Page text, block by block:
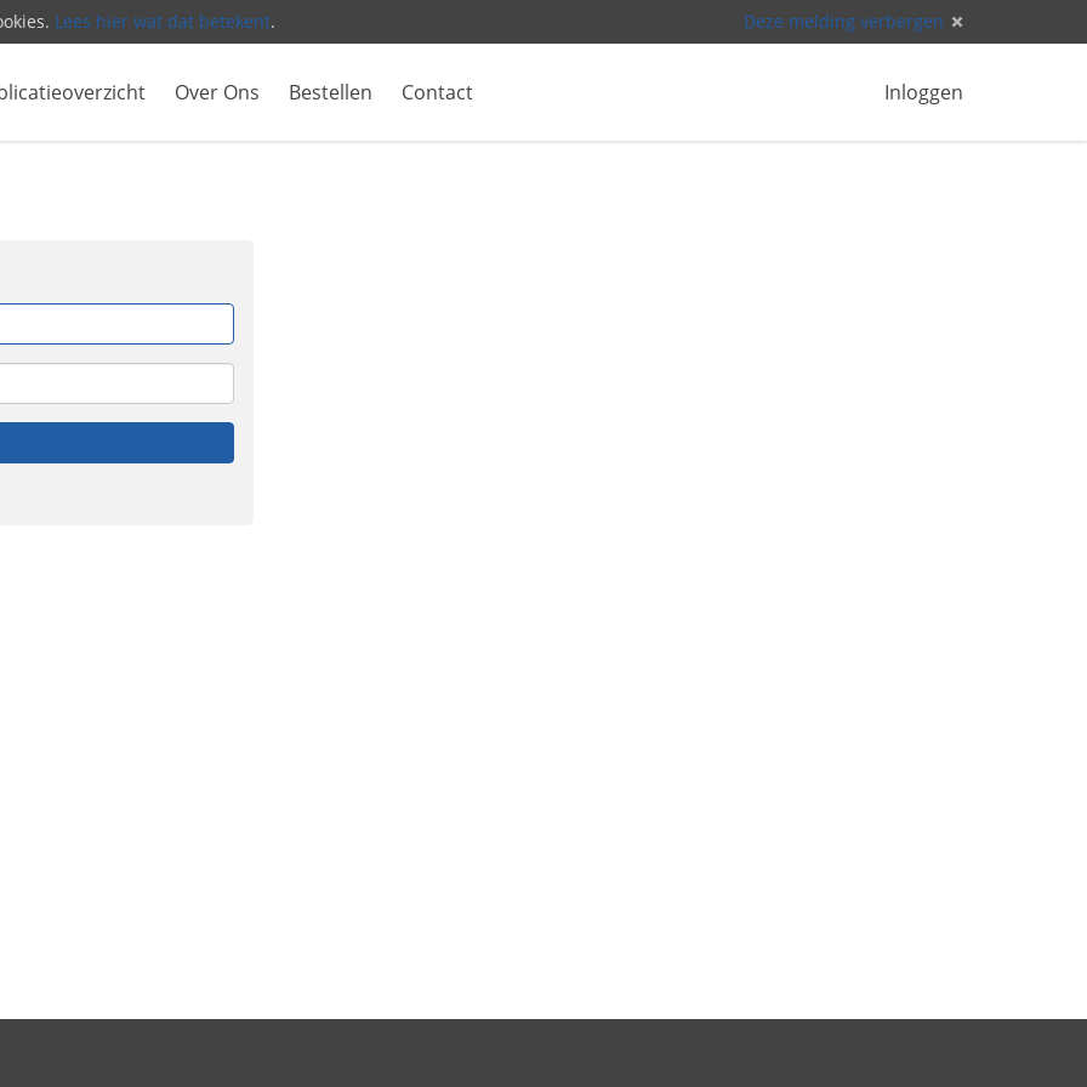
Lees hier wat dat betekent. Deze melding verbergen
Over Ons Bestellen Contact Inloggen
Vergeet